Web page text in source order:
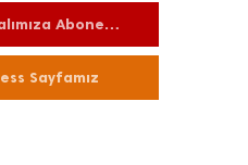
Abone
Sayfamız